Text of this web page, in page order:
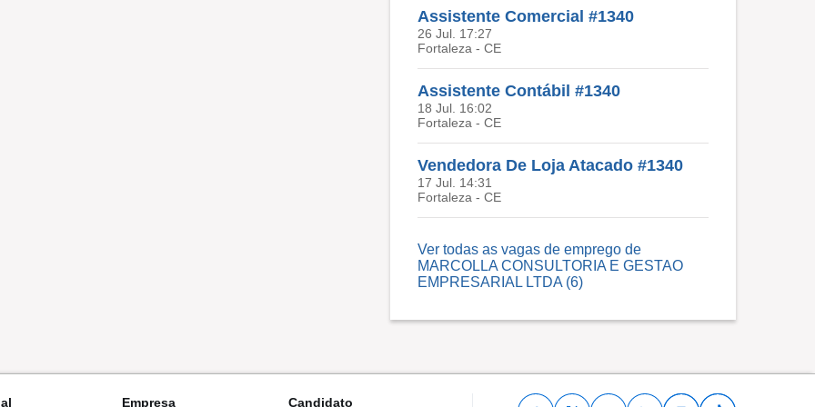
Assistente Comercial #1340
26 Jul. 17:27
Fortaleza - CE
Assistente Contábil #1340
18 Jul. 16:02
Fortaleza - CE
Vendedora De Loja Atacado #1340
17 Jul. 14:31
Fortaleza - CE
Ver todas as vagas de emprego de
MARCOLLA CONSULTORIA E GESTAO
EMPRESARIAL LTDA (6)
Empresa Candidato